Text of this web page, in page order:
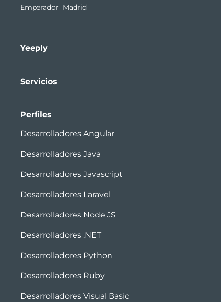
Emperador Madrid
Yeeply
Servicios
Perfiles
Desarrolladores Angular
Desarrolladores Java
Desarrolladores Javascript
Desarrolladores Laravel
Desarrolladores Node JS
Desarrolladores .NET
Desarrolladores Python
Desarrolladores Ruby
Desarrolladores Visual Basic